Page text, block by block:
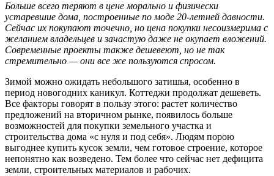
Больше всего теряют в цене морально и физически
устаревшие дома, построенные по моде 20-летней давности.
Сейчас их покупают точечно, но цена покупки несоизмерима с
желанием владельцев и зачастую даже не окупает вложений.
Современные проекты также дешевеют, но не так
стремительно — они все же пользуются спросом.
Зимой можно ожидать небольшого затишья, особенно в
период новогодних каникул. Коттеджи продолжат дешеветь.
Все факторы говорят в пользу этого: растет количество
предложений на вторичном рынке, появилось больше
возможностей для покупки земельного участка и
строительства дома «с нуля и под себя». Людям порою
выгоднее купить кусок земли, чем готовое строение, которое
непонятно как возведено. Тем более что сейчас нет дефицита
земли, строительных материалов и рабочих.